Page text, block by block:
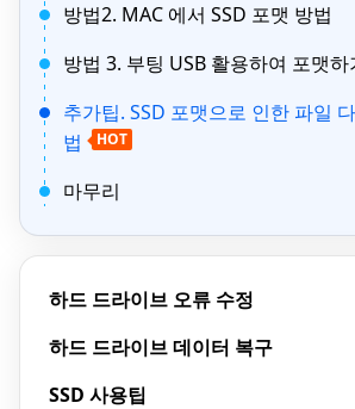
방법2. MAC 에서 SSD 포맷 방법
방법 3. 부팅 USB 활용하여 포맷하
추가팁. SSD 포맷으로 인한 파일
법
HOT
마무리
하드 드라이브 오류 수정
하드 드라이브 데이터 복구
SSD 사용팁